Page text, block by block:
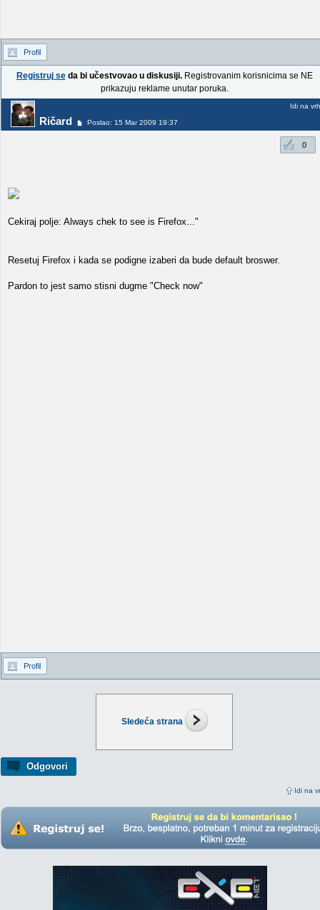
Sledeća strana
Odgovori
Idi na
Profil
Registruj seda bi učestvovao u diskusiji.Registrovanim korisnicima se NE
prikazuju reklame unutar poruka.
Ričard Poslao: 15 Mar 2009 19:37
Idi na vrh
0
Cekiraj polje: Always chek to see is Firefox..."
Resetuj Firefox i kada se podigne izaberi da bude default broswer.
Pardon to jest samo stisni dugme "Check now"
Profil